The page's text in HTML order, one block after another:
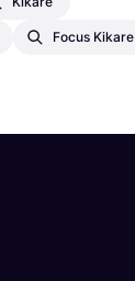
Focus Kikare